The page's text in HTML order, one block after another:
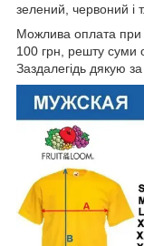
зелений, червоний і
Можлива оплата при
100 грн, решту суми
Заздалегідь дякую за